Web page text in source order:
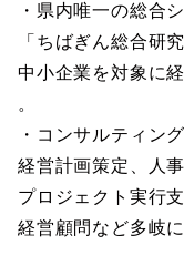
・県内唯一の総合
「ちばぎん総合研
中小企業を対象に
。
・コンサルティン
経営計画策定、人
プロジェクト実行支
経営顧問など多岐